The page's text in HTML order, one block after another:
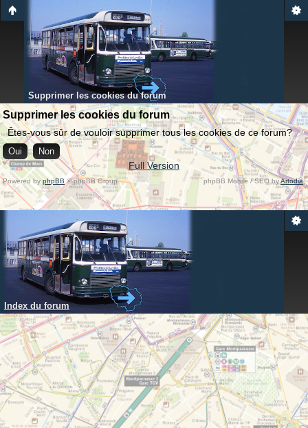
Supprimer les cookies du forum
Supprimer les cookies du forum
Êtes-vous sûr de vouloir supprimer tous les cookies de ce forum?
Full Version
Powered byphpBB © phpBB Group. phpBB Mobile / SEO byArtodia.
Index du forum